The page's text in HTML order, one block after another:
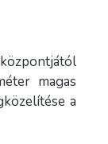
magas
a